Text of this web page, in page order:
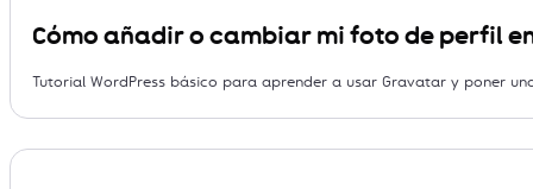
Cómo añadir o cambiar mi foto de perfil
Tutorial WordPress básico para aprender a usar Gravatar y poner